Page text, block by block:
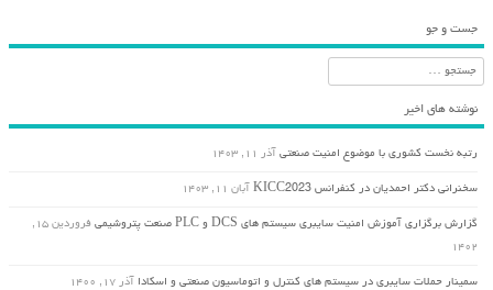
جست و جو
جستجو
نوشته های اخیر
رتبه نخست کشوری با موضوع امنیت صنعتی آذر ۱۱, ۱۴۰۳
سخنرانی دکتر احمدیان در کنفرانس KICC2023 آبان ۱۱, ۱۴۰۳
گزارش برگزاری آموزش امنیت سایبری سیستم های DCS و PLC صنعت پتروشیمی
فروردین ۱۵,
۱۴۰۲
سمینار حملات سایبری در سیستم های کنترل و اتوماسیون صنعتی و اسکادا آذر ۱۷, ۱۴۰۰